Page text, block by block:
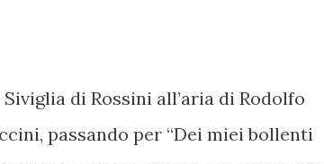
di Rossini all’aria di Rodolfo
passando per “Dei miei bollenti